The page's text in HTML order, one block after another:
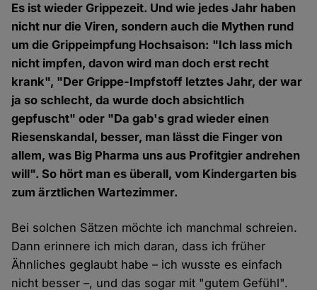
Es ist wieder Grippezeit. Und wie jedes Jahr haben
nicht nur die Viren, sondern auch die Mythen rund
um die Grippeimpfung Hochsaison: "Ich lass mich
nicht impfen, davon wird man doch erst recht
krank", "Der Grippe-Impfstoff letztes Jahr, der war
ja so schlecht, da wurde doch absichtlich
gepfuscht" oder "Da gab's grad wieder einen
Riesenskandal, besser, man lässt die Finger von
allem, was Big Pharma uns aus Profitgier andrehen
will". So hört man es überall, vom Kindergarten bis
zum ärztlichen Wartezimmer.
Bei solchen Sätzen möchte ich manchmal schreien.
Dann erinnere ich mich daran, dass ich früher
Ähnliches geglaubt habe – ich wusste es einfach
nicht besser –, und das sogar mit "gutem Gefühl".